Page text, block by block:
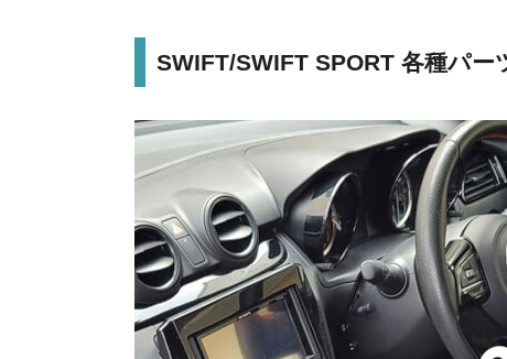
SWIFT/SWIFT SPORT 各種パー